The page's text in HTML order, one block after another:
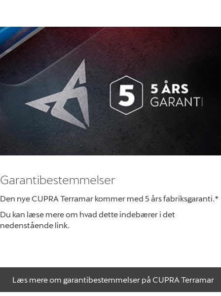
Garantibestemmelser
Den nye CUPRA Terramar kommer med 5 års fabriksgaranti.*
Du kan læse mere om hvad dette indebærer i det
nedenstående link.
Læs mere om garantibestemmelser på CUPRA Terramar